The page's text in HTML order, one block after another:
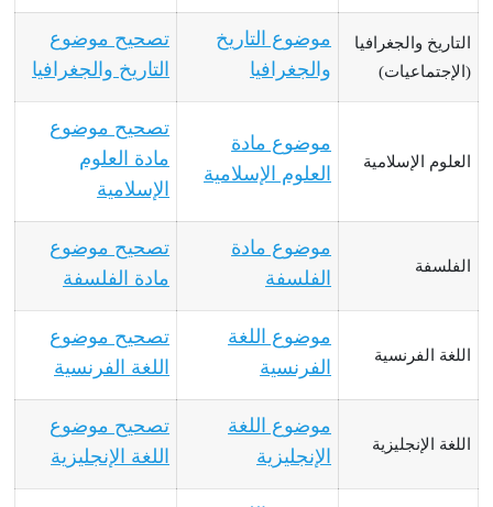
التاريخ والجغرافيا
(الإجتماعيات)
موضوع التاريخ
والجغرافيا
تصحيح موضوع
التاريخ والجغرافيا
العلوم الإسلامية
موضوع مادة
العلوم الإسلامية
تصحيح موضوع
مادة العلوم
الإسلامية
الفلسفة
موضوع مادة
الفلسفة
تصحيح موضوع
مادة الفلسفة
اللغة الفرنسية
موضوع اللغة
الفرنسية
تصحيح موضوع
اللغة الفرنسية
اللغة الإنجليزية
موضوع اللغة
الإنجليزية
تصحيح موضوع
اللغة الإنجليزية